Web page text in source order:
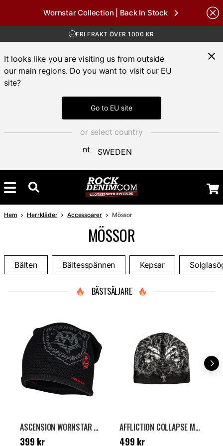
Wornstar Collection | Back In Stock
FRI FRAKT ÖVER 1000 KR
FRI FRAKT ÖVER 1000 KR
It looks like you are visiting us from outside
our main regions. Do you want to visit our EU
site?
Go to EU site
or select country
SWEDEN
Hem Herrkläder Accessoarer Mössor
MÖSSOR
Bälten Bältesspännen Kepsar
BÄSTSÄLJARE
ASCENSION WORNSTAR MÖSSA - SVART
Pris: 399 kr
399 kr
AFFLICTION COLLAPSE MÖSSA - SVART
Pris: 499 kr
499 kr